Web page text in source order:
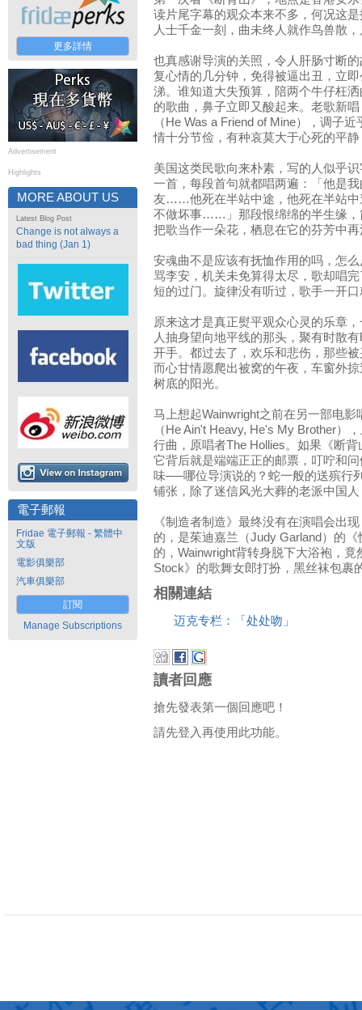
更多詳情
Advertisement
Highlights
MORE ABOUT US
Latest Blog Post
Change is not always a
bad thing (Jan 1)
電子郵報
Fridae 電子郵報 - 繁體中
文版
電影俱樂部
汽車俱樂部
訂閱
Manage Subscriptions
读片尾字幕的观众本来不多，何况这
人士千金一刻，曲未终人就作鸟兽散
也真感谢导演的关照，令人肝肠寸断
复心情的几分钟，免得被逼出丑，立
涕。谁知道大失预算，陪两个牛仔枉
的歌曲，鼻子立即又酸起来。老歌新
（He Was a Friend of Mine），调子
情十分节俭，有种哀莫大于心死的平
美国这类民歌向来朴素，写的人似乎
一首，每段首句就都唱两遍：「他是
友……他死在半站中途，他死在半站
不做坏事……」那段恨绵绵的半生缘，
把歌当作一朵花，栖息在它的芬芳中
安魂曲不是应该有抚恤作用的吗，怎
骂李安，机关未免算得太尽，歌却唱
短的过门。旋律没有听过，歌手一开
原来这才是真正熨平观众心灵的乐章
人抽身望向地平线的那头，聚有时散
开手。都过去了，欢乐和悲伤，那些
而心甘情愿爬出被窝的午夜，车窗外
树底的阳光。
马上想起Wainwright之前在另一部电
（He Ain't Heavy, He's My Brother）
行曲，原唱者The Hollies。如果《断
它背后就是端端正正的邮票，叮咛和
味──哪位导演说的？蛇一般的送殡行
铺张，除了迷信风光大葬的老派中国
《制造者制造》最终没有在演唱会出
的，是茱迪嘉兰（Judy Garland）的
的，Wainwright背转身脱下大浴袍，
Stock》的歌舞女郎打扮，黑丝袜包裹
相關連結
迈克专栏：「处处吻」
讀者回應
搶先發表第一個回應吧！
請先登入再使用此功能。